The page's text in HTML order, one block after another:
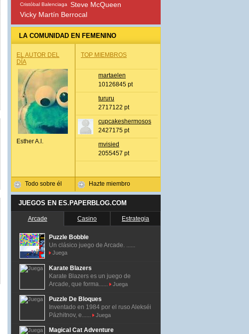
Cristóbal Balenciaga
Steve McQueen
Vicky Martín Berrocal
LA COMUNIDAD EN FEMENINO
EL AUTOR DEL
DÍA
Esther A.l.
Todo sobre él
TOP MIEMBROS
martaelen
10126845 pt
tururu
2717122 pt
cupcakeshermosos
2427175 pt
mvisied
2055457 pt
Hazte miembro
JUEGOS EN ES.PAPERBLOG.COM
Arcade Casino Estrategia
Puzzle Bobble
Un clásico juego de Arcade. ......
Juega
Karate Blazers
Karate Blazers es un juego de
Arcade, que forma......
Juega
Puzzle De Bloques
Inventado en 1984 por el ruso Alekséi
Pázhitnov, e......
Juega
Magical Cat Adventure